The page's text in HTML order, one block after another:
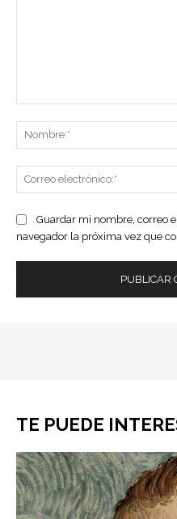
Guardar mi nombre, correo
navegador la próxima vez que
TE PUEDE